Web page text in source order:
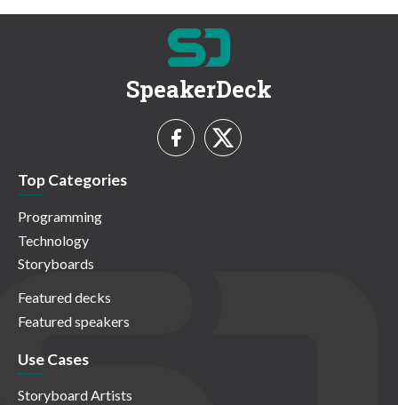
SpeakerDeck
Top Categories
Programming
Technology
Storyboards
Featured decks
Featured speakers
Use Cases
Storyboard Artists